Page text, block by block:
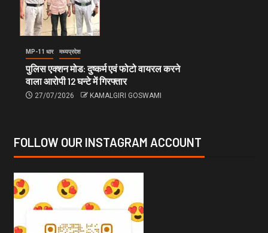
MP-11 धार मध्यप्रदेश
पुलिस एक्शन मोड: दुष्कर्म एवं फोटो वायरल करने
वाला आरोपी 12 घन्टे में गिरफ्तार
27/07/2026 KAMALGIRI GOSWAMI
FOLLOW OUR INSTAGRAM ACCOUNT